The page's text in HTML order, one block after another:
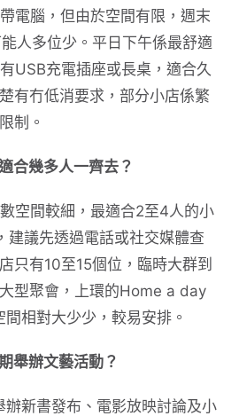
電腦，但由於空間有限，週末
人多位少。平日下午係最舒適
USB充電插座或長桌，適合久
有冇低消要求，部分小店係繁
制。
合幾多人一齊去？
空間較細，最適合2至4人的小
建議先透過電話或社交媒體查
只有10至15個位，臨時大群到
型聚會，上環的Home a day
相對大少少，較易安排。
舉辦文藝活動？
新書發布、電影放映討論及小